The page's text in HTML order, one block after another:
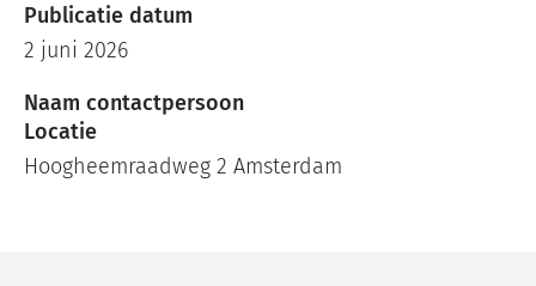
Publicatie datum
2 juni 2026
Naam contactpersoon
Locatie
Hoogheemraadweg 2 Amsterdam